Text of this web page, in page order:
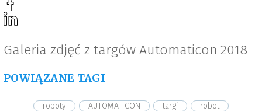
Galeria zdjęć z targów Automaticon 2018
POWIĄZANE TAGI
roboty AUTOMATICON targi robot